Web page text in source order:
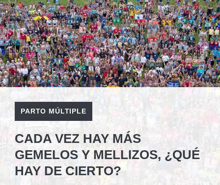
PARTO MÚLTIPLE
CADA VEZ HAY MÁS
GEMELOS Y MELLIZOS, ¿QUÉ
HAY DE CIERTO?